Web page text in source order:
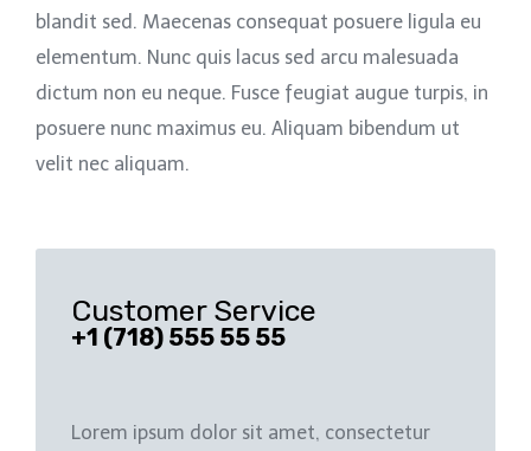
blandit sed. Maecenas consequat posuere ligula eu
elementum. Nunc quis lacus sed arcu malesuada
dictum non eu neque. Fusce feugiat augue turpis, in
posuere nunc maximus eu. Aliquam bibendum ut
velit nec aliquam.
Customer Service
+1 (718) 555 55 55
Lorem ipsum dolor sit amet, consectetur